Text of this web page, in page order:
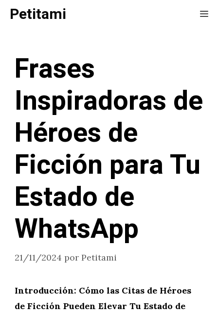
SaltarPetitami
Frases
Inspiradoras de
Héroes de
Ficción para Tu
Estado de
WhatsApp
21/11/2024 por Petitami
Introducción: Cómo las Citas de Héroes
de Ficción Pueden Elevar Tu Estado de